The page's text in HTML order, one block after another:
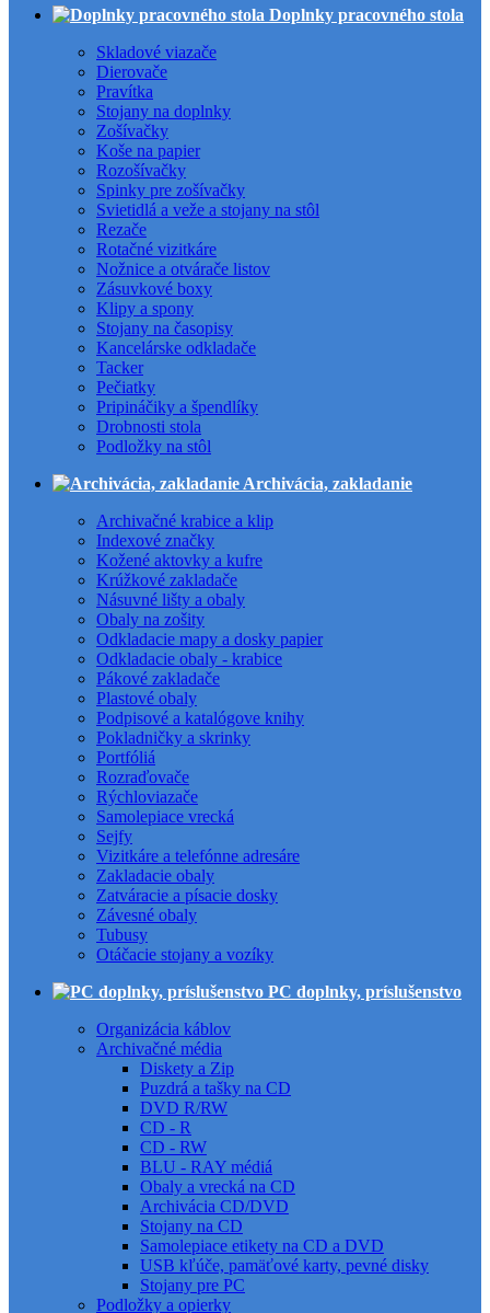
Doplnky pracovného stola
Skladové viazače
Dierovače
Pravítka
Stojany na doplnky
Zošívačky
Koše na papier
Rozošívačky
Spinky pre zošívačky
Svietidlá a veže a stojany na stôl
Rezače
Rotačné vizitkáre
Nožnice a otvárače listov
Zásuvkové boxy
Klipy a spony
Stojany na časopisy
Kancelárske odkladače
Tacker
Pečiatky
Pripináčiky a špendlíky
Drobnosti stola
Podložky na stôl
Archivácia, zakladanie
Archivačné krabice a klip
Indexové značky
Kožené aktovky a kufre
Krúžkové zakladače
Násuvné lišty a obaly
Obaly na zošity
Odkladacie mapy a dosky papier
Odkladacie obaly - krabice
Pákové zakladače
Plastové obaly
Podpisové a katalógove knihy
Pokladničky a skrinky
Portfóliá
Rozraďovače
Rýchloviazače
Samolepiace vrecká
Sejfy
Vizitkáre a telefónne adresáre
Zakladacie obaly
Zatváracie a písacie dosky
Závesné obaly
Tubusy
Otáčacie stojany a vozíky
PC doplnky, príslušenstvo
Organizácia káblov
Archivačné média
Diskety a Zip
Puzdrá a tašky na CD
DVD R/RW
CD - R
CD - RW
BLU - RAY médiá
Obaly a vrecká na CD
Archivácia CD/DVD
Stojany na CD
Samolepiace etikety na CD a DVD
USB kľúče, pamäťové karty, pevné disky
Stojany pre PC
Podložky a opierky